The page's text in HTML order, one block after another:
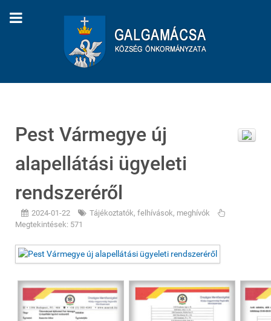
Pest Vármegye új
alapellátási ügyeleti
rendszeréről
2024-01-22
Tájékoztatók, felhívások, meghívók
Megtekintések: 571